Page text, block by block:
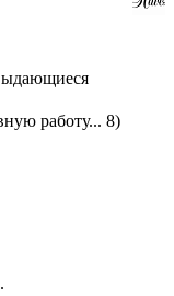
работу... 8)